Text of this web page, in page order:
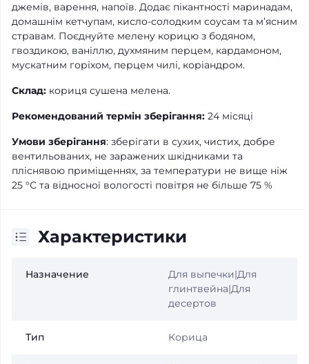
джемів, варення, напоїв. Додає пікантності маринадам,
домашнім кетчупам, кисло-солодким соусам та м’ясним
стравам. Поєднуйте мелену корицю з бодяном,
гвоздикою, ваніллю, духмяним перцем, кардамоном,
мускатним горіхом, перцем чилі, коріандром.
Склад: кориця сушена мелена.
Рекомендований термін зберігання: 24 місяці
Умови зберігання: зберігати в сухих, чистих, добре
вентильованих, не заражених шкідниками та
пліснявою приміщеннях, за температури не вище ніж
25 °С та відносної вологості повітря не більше 75 %
Характеристики
Назначение
Для выпечки|Для
глинтвейна|Для
десертов
Тип Корица